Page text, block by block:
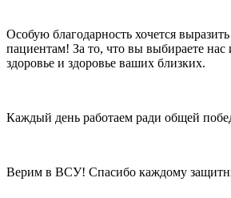
Особую благодарность хочется
пациентам! За то, что вы выбираете нас
здоровье и здоровье ваших близких.
Каждый день работаем ради общей
Верим в ВСУ! Спасибо каждому